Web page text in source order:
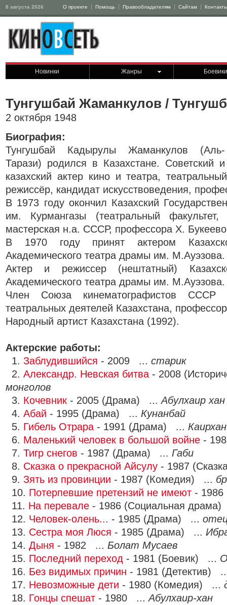
8 августа 2026 О проекте Помощь Правообладателям Сайтам Контакты
Новинки Жанры Боевики
Тунгушбай Жаманкулов /
2 октября 1948
Биография:
Тунгушбай Кадырулы Жаманкулов (Аль-
Тарази) родился в Казахстане. Советский и
казахский актер кино и театра,
режиссёр, кандидат искусствоведения,
В 1973 году окончил Казахский
им. Курмангазы (театральный факультет,
мастерская н.а. СССР, профессора Х.
В 1970 году принят актером
Академического театра драмы им. М.Ауэзова.
Актер и режиссер (нештатный)
Академического театра драмы им. М.Ауэзова.
Член Союза кинематографистов
театральных деятелей Казахстана,
Народный артист Казахстана (1992).
Актерские работы:
1. Заблудившийся - 2009 ... старик
2. Александр. Невская битва - 2008
монголов
3. Кочевник - 2005 (Драма) ...Абулхаир хан
4. Абай - 1995 (Драма) ... Кунанбай
5. Гибель Отрара - 1991 (Драма) ... Каирхан
6. Маленький человек в большой войне -
7. Тигр снегов - 1987 (Драма) ... Габи
8. Сказка о прекрасной Айсулу - 1987
9. Зять из провинции - 1987 (Комедия) ...
10. Потерпевшие претензий не имеют -
11. На перевале - 1986 (Социальная
12. Человек-олень... - 1985 (Драма) ...
13. Сестра моя Люся - 1985 (Драма) ...
14. Дыня - 1982 ... Болат Мусаев
15. Последний переход - 1981 (Боевик) ...
16. Без видимых причин - 1981 (Детектив)
17. Невозможные дети - 1980 (Комедия) ...
18. Гонцы спешат - 1980 ...Абулхаир-хан